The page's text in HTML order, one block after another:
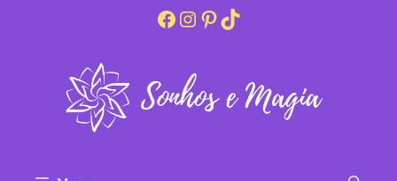
Facebook
Instagram
Pinterest
TikTok